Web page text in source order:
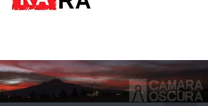
Cámara
Oscura